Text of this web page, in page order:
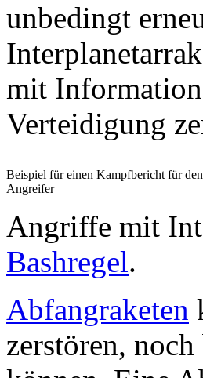
unbedingt
mit
Verteidigung
Beispiel für einen Kampfbericht für den
Angreifer
Angriffe mit
Bashregel.
Abfangraketen
zerstören,